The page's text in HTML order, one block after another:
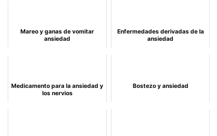
Mareo y ganas de vomitar
ansiedad
Enfermedades derivadas de la
ansiedad
Medicamento para la ansiedad y
los nervios
Bostezo y ansiedad